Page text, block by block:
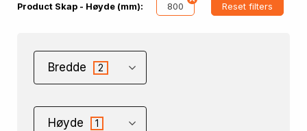
Product Skap - Høyde (mm): 800 Reset filters
Bredde 2
Høyde 1